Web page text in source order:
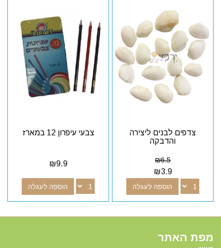
צדפים לבנים ליצירה
והדבקה
₪6.5
₪3.9
הוספה לעגלה
צבעי עיפרון 12 במארז
₪9.9
הוספה לעגלה
מפת האתר